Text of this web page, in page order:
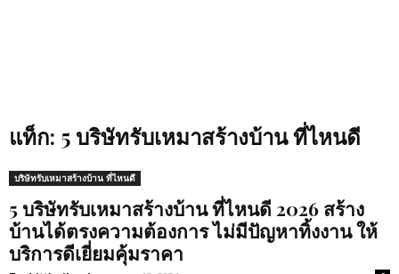
แท็ก: 5 บริษัทรับเหมาสร้างบ้าน ที่ไหนดี
บริษัทรับเหมาสร้างบ้าน ที่ไหนดี
5 บริษัทรับเหมาสร้างบ้าน ที่ไหนดี 2026 สร้าง
บ้านได้ตรงความต้องการ ไม่มีปัญหาทิ้งงาน ให้
บริการดีเยี่ยมคุ้มราคา